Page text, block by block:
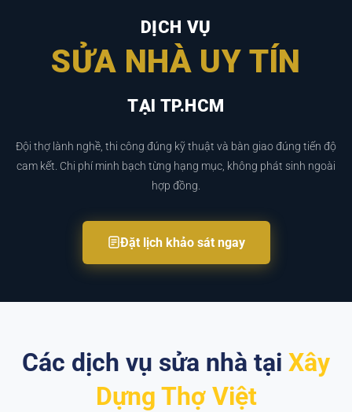
DỊCH VỤ
SỬA NHÀ UY TÍN
TẠI TP.HCM
Đội thợ lành nghề, thi công đúng kỹ thuật và bàn giao đúng tiến độ
cam kết. Chi phí minh bạch từng hạng mục, không phát sinh ngoài
hợp đồng.
Đặt lịch khảo sát ngay
Các dịch vụ sửa nhà tại Xây
Dựng Thợ Việt